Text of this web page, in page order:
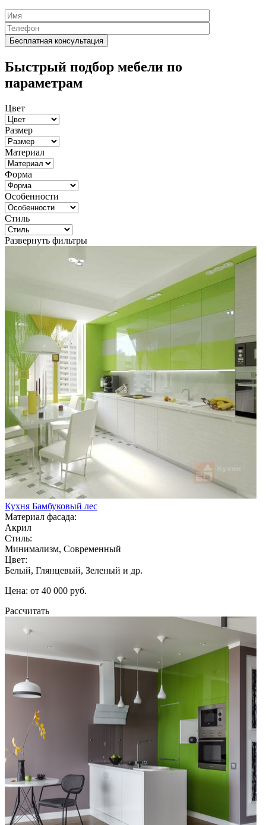
Быстрый подбор мебели по
параметрам
Цвет
Размер
Материал
Форма
Особенности
Стиль
Развернуть фильтры
Кухня Бамбуковый лес
Материал фасада:
Акрил
Стиль:
Минимализм, Современный
Цвет:
Белый, Глянцевый, Зеленый и др.
Цена: от 40 000 руб.
Рассчитать